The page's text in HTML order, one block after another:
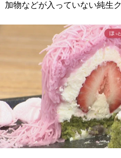
加物などが入っていない純生